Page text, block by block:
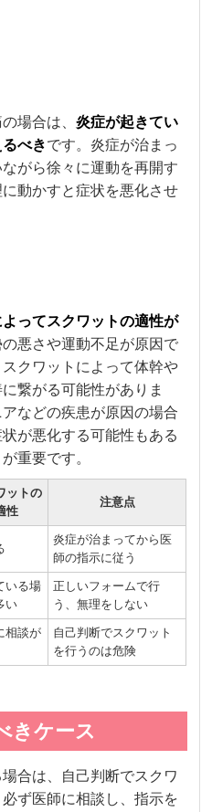
場合は、炎症が起きてい
べきです。炎症が治まっ
がら徐々に運動を再開す
動かすと症状を悪化させ
よってスクワットの適性が
悪さや運動不足が原因で
クワットによって体幹や
繋がる可能性がありま
などの疾患が原因の場合
が悪化する可能性もある
重要です。
ットの
性
注意点
炎症が治まってから医
師の指示に従う
いる場
い
正しいフォームで行
う、無理をしない
相談が
自己判断でスクワット
を行うのは危険
きケース
合は、自己判断でスクワ
ず医師に相談し、指示を